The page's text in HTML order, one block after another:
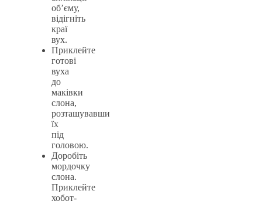
об’єму,
відігніть
краї
вух.
Приклейте
готові
вуха
до
маківки
слона,
розташувавши
їх
під
головою.
Доробіть
мордочку
слона.
Приклейте
хобот-